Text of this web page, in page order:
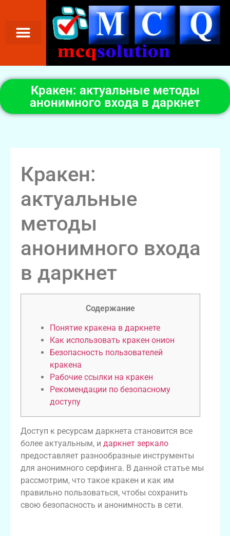
Кракен: актуальные методы
анонимного входа в даркнет
Кракен:
актуальные
методы
анонимного входа
в даркнет
Содержание
Понятие кракена в даркнете
Как использовать кракен онион
Безопасность пользователей
кракена
Рабочие ссылки на кракен
Рекомендации по безопасному
доступу
Доступ к ресурсам даркнета становится все
более актуальным, и даркнет зеркало
предоставляет разнообразные инструменты
для анонимного серфинга. В данной статье мы
рассмотрим, что такое кракен и как им
правильно пользоваться, чтобы сохранить
свою безопасность и анонимность в сети.